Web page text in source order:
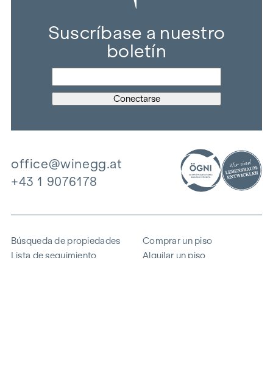
Suscríbase a nuestro
boletín
office@winegg.at
+43 1 9076178
Búsqueda de propiedades
Lista de seguimiento
Comprar un piso
Alquilar un piso